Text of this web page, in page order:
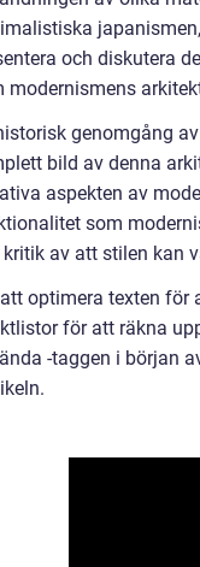
och diskutera
modernismens
genomgång
bild av denna
aspekten av
som
av att stilen kan
optimera texten för
för att räkna
-taggen i början